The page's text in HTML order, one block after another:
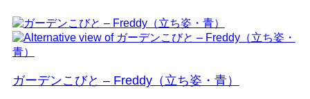
ガーデンこびと – Freddy（立ち姿・青）